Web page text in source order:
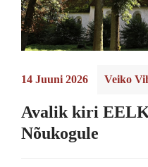
14 Juuni 2026 Veiko
Avalik kiri
Nõukogule